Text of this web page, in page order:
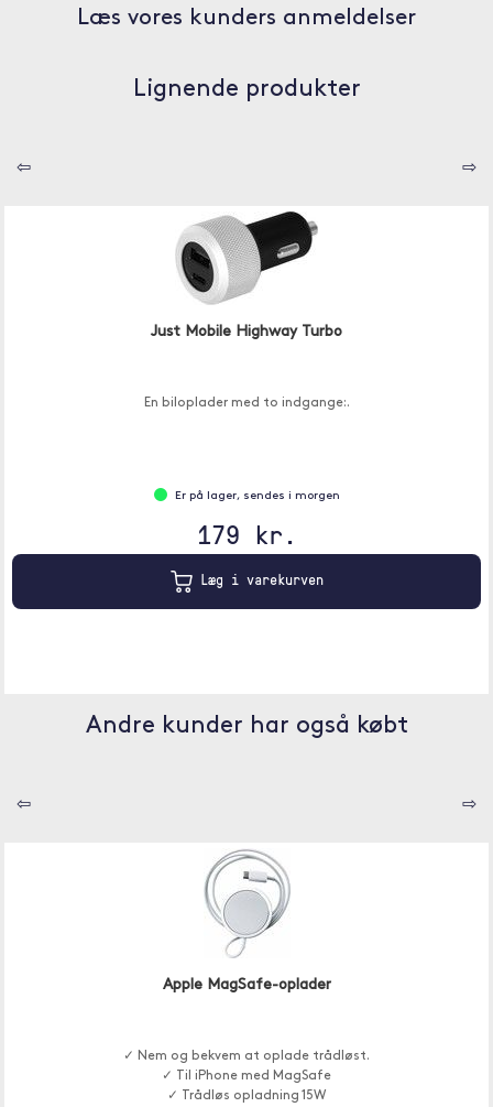
Læs vores kunders anmeldelser
Lignende produkter
⇦ ⇨
Just Mobile Highway Turbo
En biloplader med to indgange:.
Er på lager, sendes i morgen
179 kr.
Læg i varekurven
Andre kunder har også købt
⇦ ⇨
Apple MagSafe-oplader
✓ Nem og bekvem at oplade trådløst.
✓ Til iPhone med MagSafe
✓ Trådløs opladning 15W